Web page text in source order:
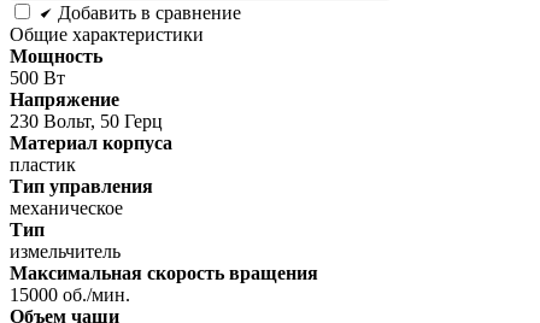
Добавить в сравнение
Общие характеристики
Мощность
500 Вт
Напряжение
230 Вольт, 50 Герц
Материал корпуса
пластик
Тип управления
механическое
Тип
измельчитель
Максимальная скорость вращения
15000 об./мин.
Объем чаши